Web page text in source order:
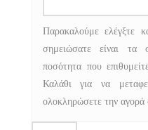
Παρακαλούμε ελέγξτε
σημειώσατε είναι τα
ποσότητα που
Καλάθι για να
ολοκληρώσετε την αγορά